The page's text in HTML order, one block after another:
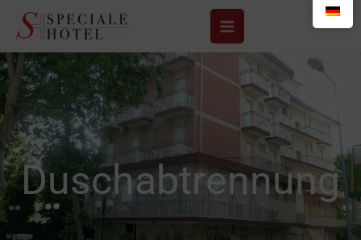
Inhalt
springen
Duschabtrennung